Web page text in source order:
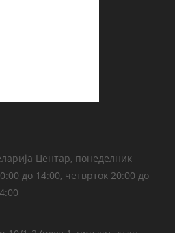
Центар, понеделник
до 14:00, четврток 20:00 до